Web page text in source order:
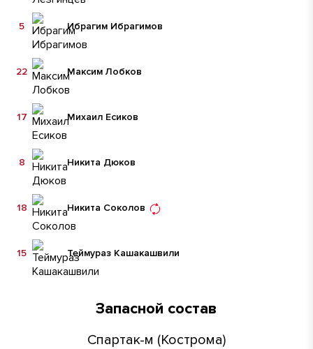
Ибрагим Ибрагимов
5
Максим Лобков
22
Михаил Есиков
17
Никита Дюков
8
Никита Соколов
18
Теймураз Кашакашвили
15
Запасной состав
Спартак-м (Кострома)